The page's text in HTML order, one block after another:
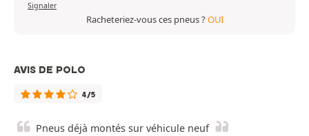
Signaler
Racheteriez-vous ces pneus ?OUI
AVIS DE POLO
4/5
Pneus déjà montés sur véhicule neuf